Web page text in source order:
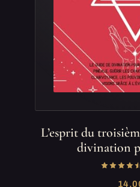
L’esprit du
divination